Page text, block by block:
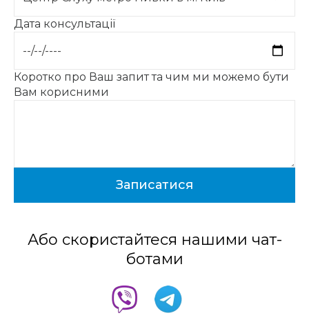
Дата консультації
Коротко про Ваш запит та чим ми можемо бути
Вам корисними
Або скористайтеся нашими чат-
ботами